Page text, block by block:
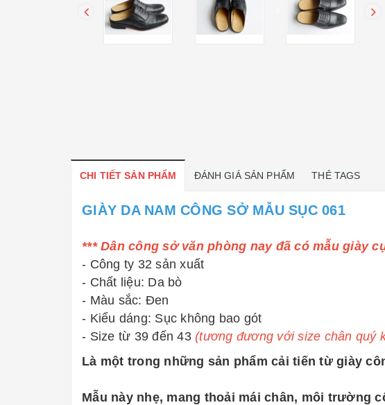
CHI TIẾT SẢN PHẨM ĐÁNH GIÁ SẢN PHẨM THẺ TAGS
GIÀY DA NAM CÔNG SỞ MẪU SỤC 061
*** Dân công sở văn phòng nay đã có mẫu giày
- Công ty 32 sản xuất
- Chất liệu: Da bò
- Màu sắc: Đen
- Kiểu dáng: Sục không bao gót
- Size từ 39 đến 43 (tương đương với size chân quý
Là một trong những sản phẩm cải tiến từ giày
Mẫu này nhẹ, mang thoải mái chân, môi trường